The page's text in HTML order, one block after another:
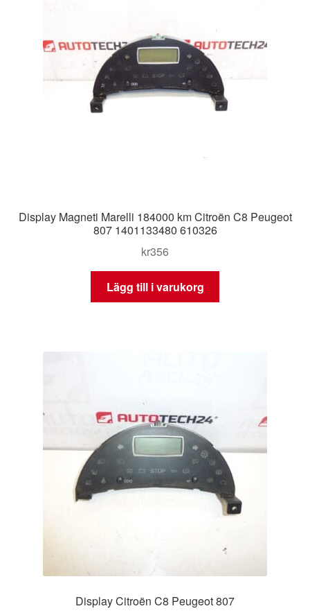
Display Magneti Marelli 184000 km Citroën C8 Peugeot
807 1401133480 610326
kr356
Lägg till i varukorg
Display Citroën C8 Peugeot 807